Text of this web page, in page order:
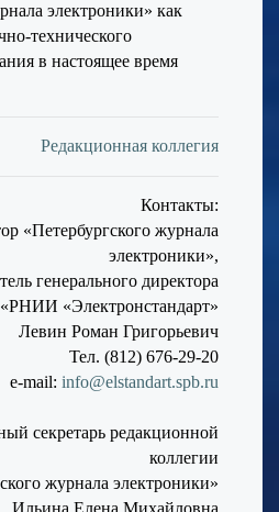
электроники» как
технического
в настоящее время
Редакционная коллегия
Контакты:
«Петербургского журнала
электроники»,
генерального директора
«Электронстандарт»
Левин Роман Григорьевич
Тел. (812) 676-29-20
e-mail: info@elstandart.spb.ru
секретарь редакционной
коллегии
журнала электроники»
Ильина Елена Михайловна